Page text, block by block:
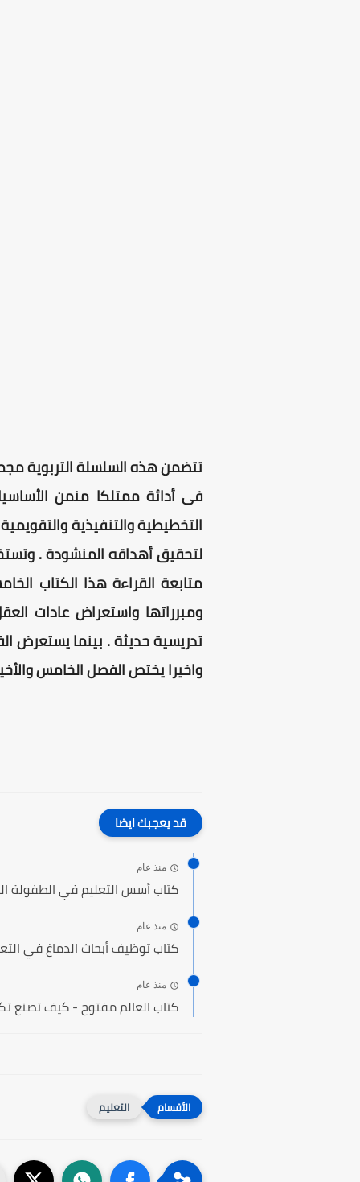
تتضمن هذه السلسلة التربوية
فى أدائة ممتلكا منمن
التخطيطية والتنفيذية
لتحقيق أهداقه المنشودة .
متابعة القراءة هذا الكتاب
ومبرراتها واستعراض عادات
تدريسية حديثة . بينما يستعرض
واخيرا يختص الفصل الخامس
قد يعجبك ايضا
منذ عام
كتاب أسس التعليم في الطفولة
منذ عام
كتاب توظيف أبحاث الدماغ في
منذ عام
كتاب العالم مفتوح - كيف تصنع
التعليم